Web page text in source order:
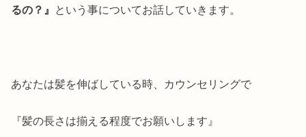
るの？』 という事についてお話していきます。
あなたは髪を伸ばしている時、カウンセリングで
『髪の長さは揃える程度でお願いします』